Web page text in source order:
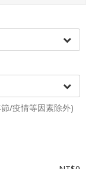
/疫情等因素除外)